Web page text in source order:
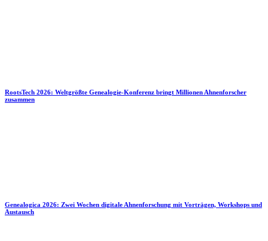
RootsTech 2026: Weltgrößte Genealogie-Konferenz bringt Millionen Ahnenforscher
zusammen
Genealogica 2026: Zwei Wochen digitale Ahnenforschung mit Vorträgen, Workshops und
Austausch